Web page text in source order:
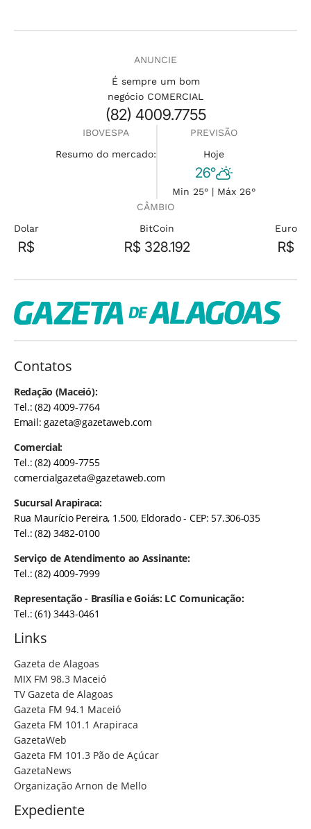
ANUNCIE
É sempre um bom
negócio COMERCIAL
(82) 4009.7755
IBOVESPA
Resumo do mercado:
PREVISÃO
Hoje
26°
Min 25° | Máx 26°
CÂMBIO
Dolar
R$
BitCoin
R$ 328.192
Euro
R$
Contatos
Redação (Maceió):
Tel.: (82) 4009-7764
Email:gazeta@gazetaweb.com
Comercial:
Tel.: (82) 4009-7755
comercialgazeta@gazetaweb.com
Sucursal Arapiraca:
Rua Maurício Pereira, 1.500, Eldorado - CEP: 57.306-035
Tel.: (82) 3482-0100
Serviço de Atendimento ao Assinante:
Tel.: (82) 4009-7999
Representação - Brasília e Goiás: LC Comunicação:
Tel.: (61) 3443-0461
Links
Gazeta de Alagoas
MIX FM 98.3 Maceió
TV Gazeta de Alagoas
Gazeta FM 94.1 Maceió
Gazeta FM 101.1 Arapiraca
GazetaWeb
Gazeta FM 101.3 Pão de Açúcar
GazetaNews
Organização Arnon de Mello
Expediente